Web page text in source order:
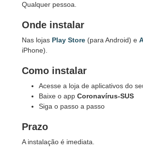
Qualquer pessoa.
Onde instalar
Nas lojas Play Store (para Android) e
iPhone).
Como instalar
Acesse a loja de aplicativos do
Baixe o app Coronavírus-SUS
Siga o passo a passo
Prazo
A instalação é imediata.